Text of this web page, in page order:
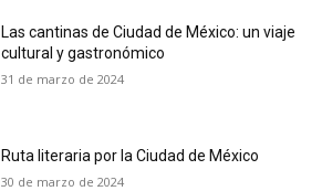
Las cantinas de Ciudad de México: un viaje
cultural y gastronómico
31 de marzo de 2024
Ruta literaria por la Ciudad de México
30 de marzo de 2024